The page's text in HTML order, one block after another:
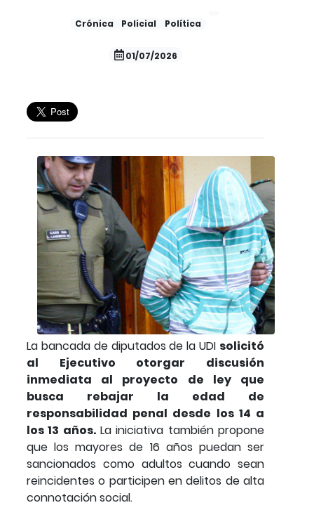
Crónica Policial Política
01/07/2026
La bancada de diputados de la UDI solicitó
al Ejecutivo otorgar discusión
inmediata al proyecto de ley que
busca rebajar la edad de
responsabilidad penal desde los 14 a
los 13 años.La iniciativa también propone
que los mayores de 16 años puedan ser
sancionados como adultos cuando sean
reincidentes o participen en delitos de alta
connotación social.